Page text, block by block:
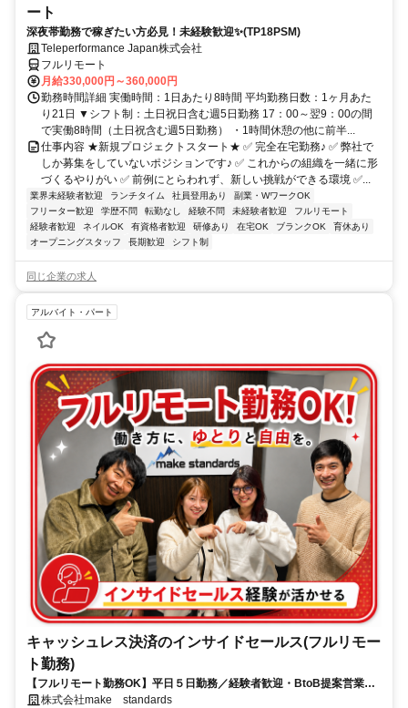
ート
深夜帯勤務で稼ぎたい方必見！未経験歓迎✨(TP18PSM)
Teleperformance Japan株式会社
フルリモート
月給330,000円～360,000円
勤務時間詳細 実働時間：1日あたり8時間 平均勤務日数：1ヶ月あた
り21日 ▼シフト制：土日祝日含む週5日勤務 17：00～翌9：00の間
で実働8時間（土日祝含む週5日勤務） ・1時間休憩の他に前半...
仕事内容 ★新規プロジェクトスタート★ ✅ 完全在宅勤務♪ ✅ 弊社で
しか募集をしていないポジションです♪ ✅ これからの組織を一緒に形
づくるやりがい ✅ 前例にとらわれず、新しい挑戦ができる環境 ✅...
業界未経験者歓迎 ランチタイム 社員登用あり
副業・WワークOK
フリーター歓迎
学歴不問 転勤なし 経験不問 未経験者歓迎
フルリモート
経験者歓迎
ネイルOK 有資格者歓迎 研修あり 在宅OK ブランクOK
育休あり
オープニングスタッフ
長期歓迎 シフト制
同じ企業の求人
アルバイト・パート
キャッシュレス決済のインサイドセールス(フルリモー
ト勤務)
【フルリモート勤務OK】平日５日勤務／経験者歓迎・BtoB提案営業で
スキルアップ
株式会社make standards